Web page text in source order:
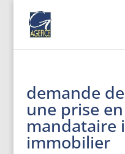
demande
une prise
mandataire
immobilier